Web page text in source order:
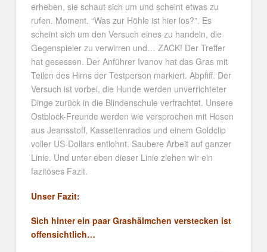
erheben, sie schaut sich um und scheint etwas zu
rufen. Moment. “Was zur Höhle ist hier los?”. Es
scheint sich um den Versuch eines zu handeln, die
Gegenspieler zu verwirren und… ZACK! Der Treffer
hat gesessen. Der Anführer Ivanov hat das Gras mit
Teilen des Hirns der Testperson markiert. Abpfiff. Der
Versuch ist vorbei, die Hunde werden unverrichteter
Dinge zurück in die Blindenschule verfrachtet. Unsere
Ostblock-Freunde werden wie versprochen mit Hosen
aus Jeansstoff, Kassettenradios und einem Goldclip
voller US-Dollars entlohnt. Saubere Arbeit auf ganzer
Linie. Und unter eben dieser Linie ziehen wir ein
fazitöses Fazit.
Unser Fazit:
Sich hinter ein paar Grashälmchen verstecken ist
offensichtlich…